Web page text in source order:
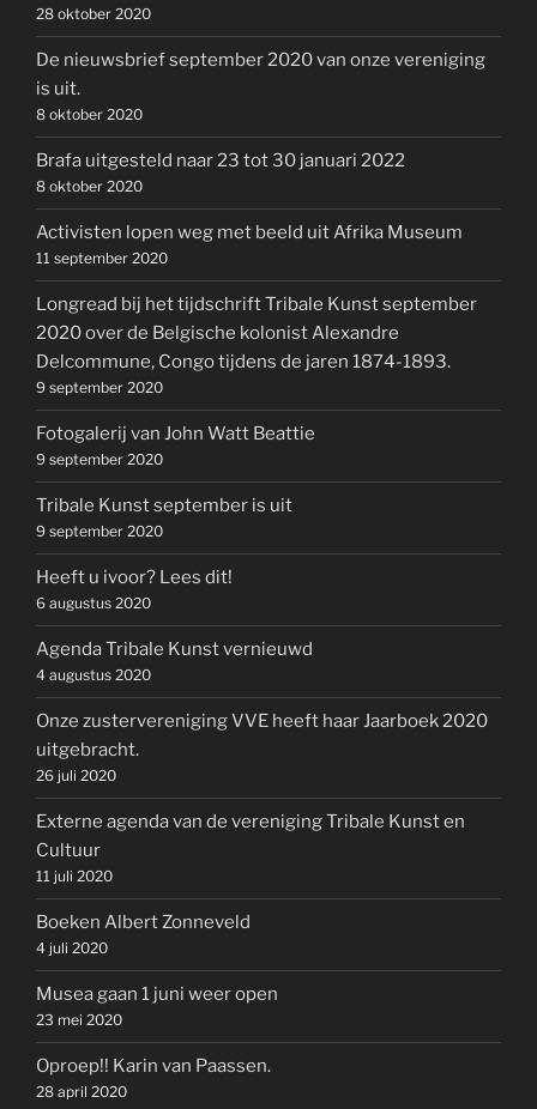
28 oktober 2020
De nieuwsbrief september 2020 van onze vereniging
is uit.
8 oktober 2020
Brafa uitgesteld naar 23 tot 30 januari 2022
8 oktober 2020
Activisten lopen weg met beeld uit Afrika Museum
11 september 2020
Longread bij het tijdschrift Tribale Kunst september
2020 over de Belgische kolonist Alexandre
Delcommune, Congo tijdens de jaren 1874-1893.
9 september 2020
Fotogalerij van John Watt Beattie
9 september 2020
Tribale Kunst september is uit
9 september 2020
Heeft u ivoor? Lees dit!
6 augustus 2020
Agenda Tribale Kunst vernieuwd
4 augustus 2020
Onze zustervereniging VVE heeft haar Jaarboek 2020
uitgebracht.
26 juli 2020
Externe agenda van de vereniging Tribale Kunst en
Cultuur
11 juli 2020
Boeken Albert Zonneveld
4 juli 2020
Musea gaan 1 juni weer open
23 mei 2020
Oproep!! Karin van Paassen.
28 april 2020